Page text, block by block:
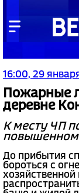
16:00, 29
Пожарные
деревне
К месту ЧП
До прибытия
бороться с
хозяйственной